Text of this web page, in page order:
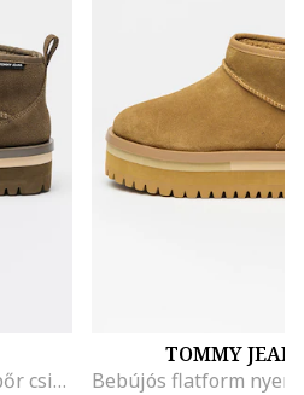
Bebújós flatform nyersbőr csizma, Sötétszürke
TOMMY